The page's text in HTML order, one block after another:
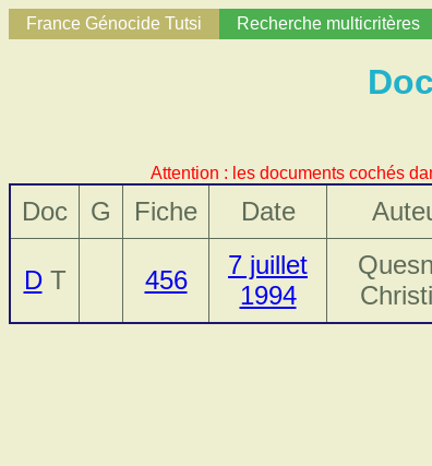
France Génocide Tutsi Recherche multicritères
Attention : les documents cochés
Doc G Fiche Date
DT 456
7 juillet
1994